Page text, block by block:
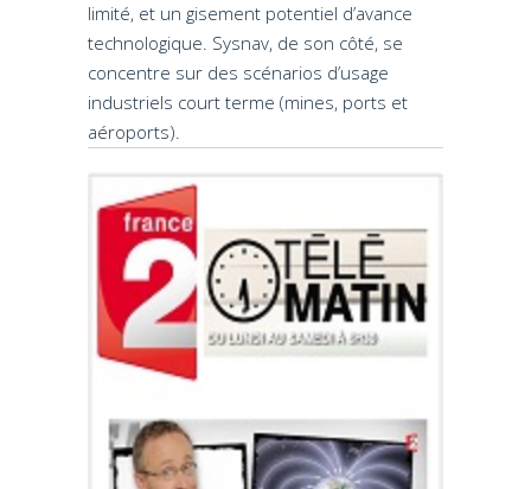
limité, et un gisement potentiel d’avance
technologique. Sysnav, de son côté, se
concentre sur des scénarios d’usage
industriels court terme (mines, ports et
aéroports).